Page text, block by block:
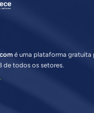
é uma plataforma gratuita
de todos os setores.